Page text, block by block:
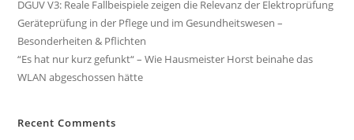
DGUV V3: Reale Fallbeispiele zeigen die Relevanz der Elektroprüfung
Geräteprüfung in der Pflege und im Gesundheitswesen –
Besonderheiten & Pflichten
“Es hat nur kurz gefunkt“ – Wie Hausmeister Horst beinahe das
WLAN abgeschossen hätte
Recent Comments